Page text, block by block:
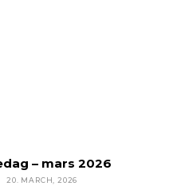
– mars 2026
20. MARCH, 2026